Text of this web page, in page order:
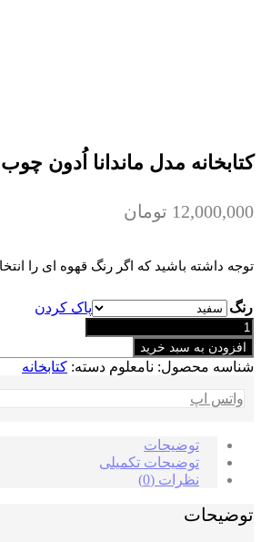
کتابخانه مدل ماندانا اُدون چوب
12,000,000 تومان
توجه داشته باشید که اگر رنگ قهوه ای را
رنگ
پاک کردن
کتابخانه
مدل
ماندانا
اُدون
چوب
عدد
افزودن به سبد خرید
شناسه محصول: نامعلوم دسته: کتابخانه
واتس اپ
توضیحات
توضیحات تکمیلی
نظرات (0)
توضیحات